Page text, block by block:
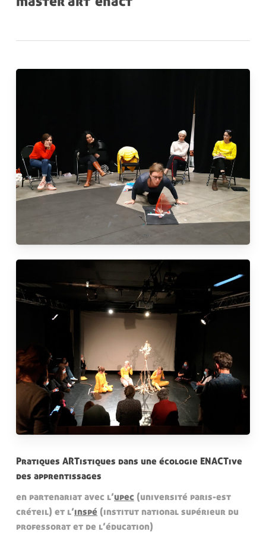
Pratiques ARTistiques dans une écologie ENACTive
des apprentissages
en partenariat avec l’upec (université paris-est
créteil) et l’inspé (institut national supérieur du
professorat et de l’éducation)